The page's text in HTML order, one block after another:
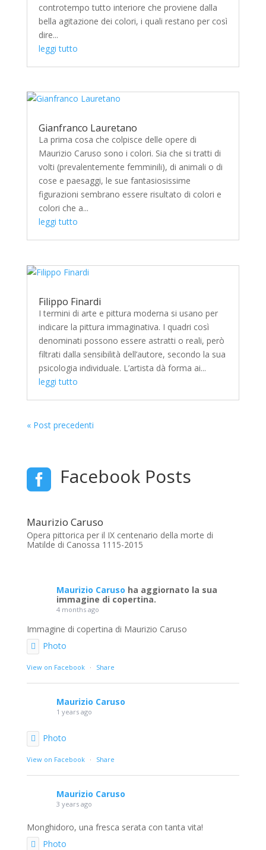
controtempo tutto interiore che proviene dalla
bella agitazione dei colori, i quali restano per così
dire...
leggi tutto
Gianfranco Lauretano
La prima cosa che colpisce delle opere di
Maurizio Caruso sono i colori. Sia che si tratti di
volti (prevalentemente femminili), di animali o di
cose e paesaggi, le sue fantasiosissime
figurazioni sembrano essere risultato di colori e
colori che a...
leggi tutto
Filippo Finardi
I termini di arte e pittura moderna si usano per
indicare la pittura immaginativa. I quadri così
denominati possono essere astratti o reali, però
filtrati dalla sensibilità dell’autore, secondo la sua
psicologia individuale. L’artista dà forma ai...
leggi tutto
« Post precedenti
 Facebook Posts
Maurizio Caruso
Opera pittorica per il IX centenario della morte di
Matilde di Canossa 1115-2015
Maurizio Caruso ha aggiornato la sua
immagine di copertina.
4 months ago
Immagine di copertina di Maurizio Caruso
Photo
View on Facebook · Share
Maurizio Caruso
1 years ago
Photo
View on Facebook · Share
Maurizio Caruso
3 years ago
Monghidoro, una fresca serata con tanta vita!
Photo